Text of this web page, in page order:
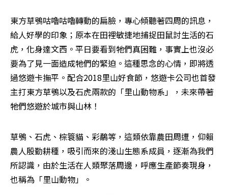
東方草鴞咕嚕咕嚕轉動的扁臉，專心傾聽著四周的訊息，
給人好學的印象；原本在田裡敏捷地捕捉田鼠討生活的石
虎，化身達文西。平日要看到牠們真困難，事實上也沒必
要為了見一面造成牠們的緊迫。這種思念的心情，即將透
過悠遊卡撫平。配合2018里山好食節，悠遊卡公司也首發
主打東方草鴞以及石虎兩款的「里山動物系」，未來帶著
牠們悠遊於城市與山林！
草鴞、石虎、棕簑貓、彩鷸等，這類依靠農田周遭，仰賴
農人殷勤耕種，吸引而來的淺山生態系成員，逐漸為我們
所認識，由於生活在人類聚落周邊，呼應生產節奏現身，
也稱為「里山動物」。